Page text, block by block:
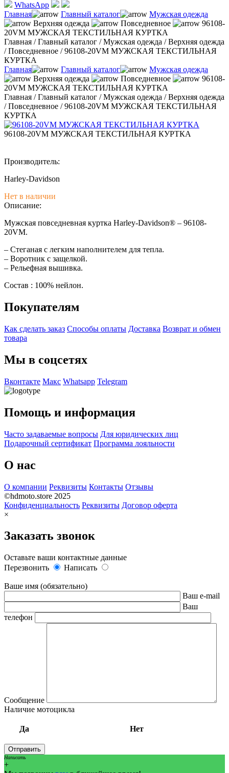
WhatsApp
Главная
Главный каталог
Мужская одежда
Верхняя одежда
Повседневное
96108-
20VM МУЖСКАЯ ТЕКСТИЛЬНАЯ КУРТКА
Главная /Главный каталог /Мужская одежда /Верхняя одежда
/Повседневное /96108-20VM МУЖСКАЯ ТЕКСТИЛЬНАЯ
КУРТКА
Главная
Главный каталог
Мужская одежда
Верхняя одежда
Повседневное
96108-
20VM МУЖСКАЯ ТЕКСТИЛЬНАЯ КУРТКА
Главная /Главный каталог /Мужская одежда /Верхняя одежда
/Повседневное /96108-20VM МУЖСКАЯ ТЕКСТИЛЬНАЯ
КУРТКА
96108-20VM МУЖСКАЯ ТЕКСТИЛЬНАЯ КУРТКА
Производитель:
Harley-Davidson
Нет в наличии
Описание:
Мужская повседневная куртка Harley-Davidson® – 96108-
20VM.
– Cтеганая с легким наполнителем для тепла.
– Воротник с защелкой.
– Рельефная вышивка.
Состав : 100% нейлон.
Покупателям
Как сделать заказ Способы оплаты Доставка Возврат и обмен
товара
Мы в соцсетях
Вконтакте Макс Whatsapp Telegram
Помощь и информация
Часто задаваемые вопросы Для юридических лиц
Подарочный сертификат Программа лояльности
О нас
О компании Реквизиты Контакты Отзывы
©hdmoto.store 2025
Конфиденциальность Реквизиты Договор оферта
×
Заказать звонок
Оставьте ваши контактные данные
Перезвонить
Написать
Ваше имя (обязательно)
Ваш e-mail
Ваш
телефон
Сообщение
Наличие мотоцикла
Да Нет
Написать
+